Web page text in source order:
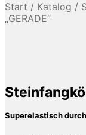
Start / Katalog /
„GERADE“
Superelastisch